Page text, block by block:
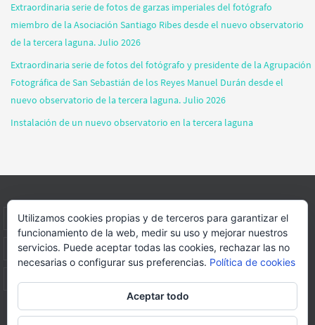
Extraordinaria serie de fotos de garzas imperiales del fotógrafo
miembro de la Asociación Santiago Ribes desde el nuevo observatorio
de la tercera laguna. Julio 2026
Extraordinaria serie de fotos del fotógrafo y presidente de la Agrupación
Fotográfica de San Sebastián de los Reyes Manuel Durán desde el
nuevo observatorio de la tercera laguna. Julio 2026
Instalación de un nuevo observatorio en la tercera laguna
INICIO INFORMACIÓN ASOCIACION SUS HABITANTES
FOTOS VIDEOS BLOG PATROCINADORES DONACIONES
Página web realizada porFORMACION WEBS Y MULTIMEDIA
Utilizamos cookies propias y de terceros para garantizar el
funcionamiento de la web, medir su uso y mejorar nuestros
servicios. Puede aceptar todas las cookies, rechazar las no
necesarias o configurar sus preferencias. Política de cookies
Aceptar todo